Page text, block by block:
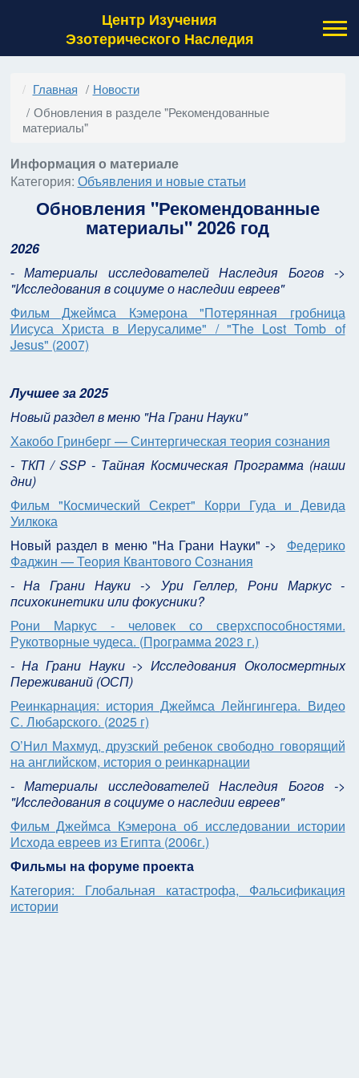
Центр Изучения
Эзотерического Наследия
Главная
Новости
Обновления в разделе "Рекомендованные
материалы"
Информация о материале
Категория: Объявления и новые статьи
Обновления "Рекомендованные
материалы" 2026 год
2026
-Материалы исследователей Наследия Богов ->
"Исследования в социуме о наследии евреев"
Фильм Джеймса Кэмерона "Потерянная гробница
Иисуса Христа в Иерусалиме" / "The Lost Tomb of
Jesus" (2007)
Лучшее за 2025
Новый раздел в меню "На Грани Науки"
Хакобо Гринберг — Синтергическая теория сознания
- ТКП / SSP - Тайная Космическая Программа (наши
дни)
Фильм "Космический Секрет" Корри Гуда и Девида
Уилкока
Новый раздел в меню "На Грани Науки" -> Федерико
Фаджин — Теория Квантового Сознания
- На Грани Науки -> Ури Геллер, Рони Маркус -
психокинетики или фокусники?
Рони Маркус - человек со сверхспособностями.
Рукотворные чудеса. (Программа 2023 г.)
- На Грани Науки -> Исследования Околосмертных
Переживаний (ОСП)
Реинкарнация: история Джеймса Лейнгингера. Видео
С. Любарского. (2025 г)
О’Нил Махмуд, друзский ребенок свободно говорящий
на английском, история о реинкарнации
- Материалы исследователей Наследия Богов ->
"Исследования в социуме о наследии евреев"
Фильм Джеймса Кэмерона об исследовании истории
Исхода евреев из Египта (2006г.)
Фильмы на форуме проекта
Категория: Глобальная катастрофа, Фальсификация
истории